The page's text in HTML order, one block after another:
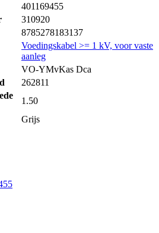
401169455
310920
8785278183137
Voedingskabel >= 1 kV, voor vaste
aanleg
VO-YMvKas Dca
262811
1.50
Grijs